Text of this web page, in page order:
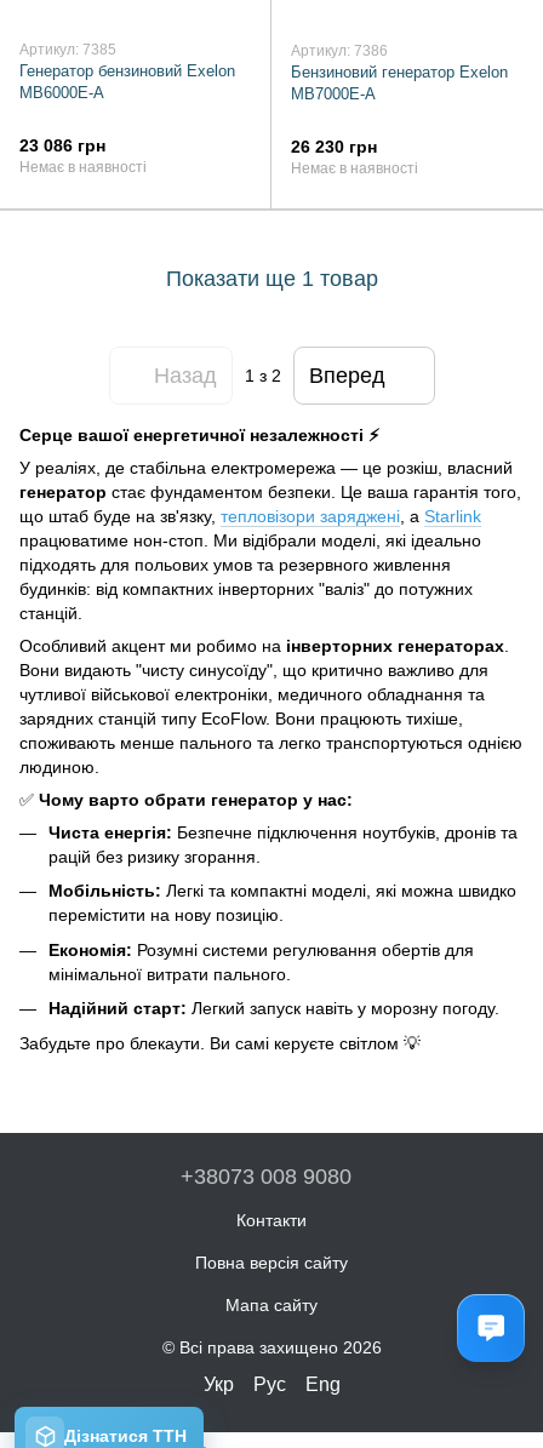
Артикул: 7385
Генератор бензиновий Exelon
MB6000E-A
23 086 грн
Немає в наявності
Артикул: 7386
Бензиновий генератор Exelon
MB7000E-A
26 230 грн
Немає в наявності
Показати ще 1 товар
Назад 1 з 2 Вперед
Серце вашої енергетичної незалежності ⚡
У реаліях, де стабільна електромережа — це розкіш, власний
генератор стає фундаментом безпеки. Це ваша гарантія того,
що штаб буде на зв'язку, тепловізори заряджені , а Starlink
працюватиме нон-стоп. Ми відібрали моделі, які ідеально
підходять для польових умов та резервного живлення
будинків: від компактних інверторних "валіз" до потужних
станцій.
Особливий акцент ми робимо на інверторних генераторах
Вони видають "чисту синусоїду", що критично важливо для
чутливої військової електроніки, медичного обладнання та
зарядних станцій типу EcoFlow. Вони працюють тихіше,
споживають менше пального та легко транспортуються однією
людиною.
✅ Чому варто обрати генератор у нас:
Чиста енергія: Безпечне підключення ноутбуків, дронів та
рацій без ризику згорання.
Мобільність: Легкі та компактні моделі, які можна швидко
перемістити на нову позицію.
Економія: Розумні системи регулювання обертів для
мінімальної витрати пального.
Надійний старт: Легкий запуск навіть у морозну погоду.
Забудьте про блекаути. Ви самі керуєте світлом 💡
+38073 008 9080
Контакти
Повна версія сайту
Мапа сайту
© Всі права захищено 2026
Укр Рус Eng